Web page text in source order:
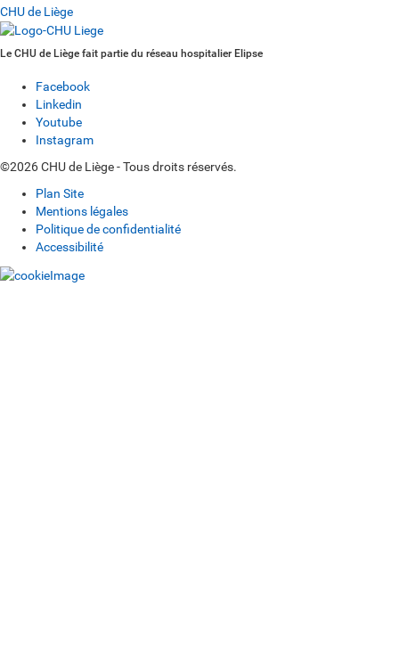
CHU de Liège
Le CHU de Liège fait partie du réseau hospitalier Elipse
Facebook
Linkedin
Youtube
Instagram
©2026 CHU de Liège - Tous droits réservés.
Plan Site
Mentions légales
Politique de confidentialité
Accessibilité